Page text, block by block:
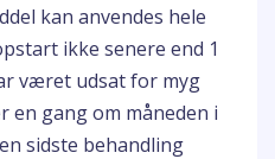
kan anvendes hele
ikke senere end 1
været udsat for myg
gang om måneden i
sidste behandling